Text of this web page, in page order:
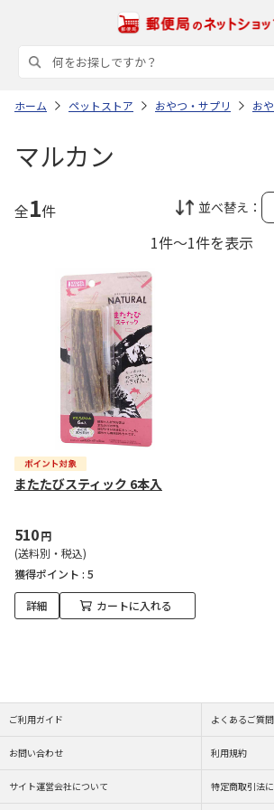
ホーム ペットストア おやつ・サプリ お
マルカン
全1件 並べ替え：
1件～1件を表示
またたびスティック 6本入
510円
(送料別・税込)
獲得ポイント : 5
詳細 カートに入れる
ご利用ガイド よくあるご質問
お問い合わせ 利用規約
サイト運営会社について 特定商取引法